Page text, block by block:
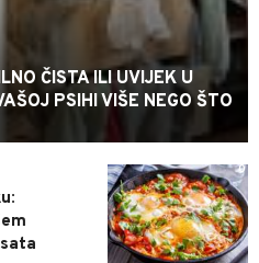
ČISTA ILI UVIJEK U
PSIHI VIŠE NEGO ŠTO
0